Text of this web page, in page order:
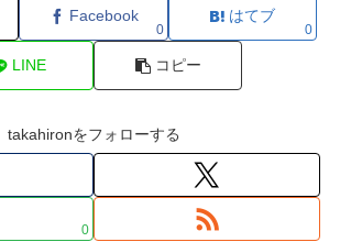
Facebook
0
はてブ
0
LINE コピー
takahironをフォローする
0